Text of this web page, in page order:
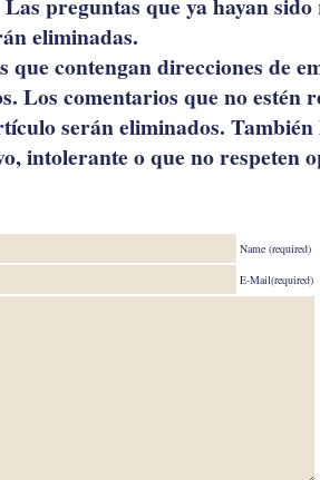
eliminadas.
que contengan direcciones de
Los comentarios que no estén
serán eliminados.
intolerante o que no respeten
Name (required)
E-Mail(required)